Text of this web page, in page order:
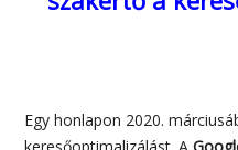
Egy honlapon 2020.